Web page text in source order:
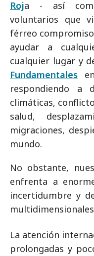
Roja - así
voluntarios que
férreo
ayudar a
cualquier lugar y
Fundamentales
respondiendo a
climáticas,
salud,
migraciones,
mundo.
No obstante,
enfrenta a
incertidumbre y
La atención
prolongadas y